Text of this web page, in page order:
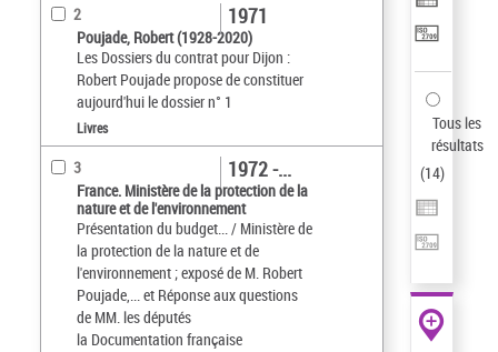
2
Poujade, Robert (1928-2020)
Les Dossiers du contrat pour Dijon :
Robert Poujade propose de constituer
aujourd'hui le dossier n° 1
1971
Livres
3
France. Ministère de la protection de la
nature et de l'environnement
Présentation du budget... / Ministère de
la protection de la nature et de
l'environnement ; exposé de M. Robert
Poujade,... et Réponse aux questions
de MM. les députés
la Documentation française
1972 -...
Tous les
résultats
(14)